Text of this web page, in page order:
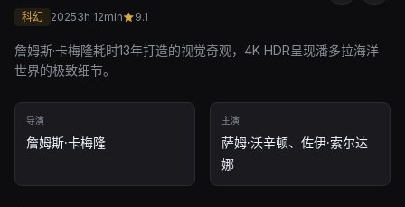
科幻 20253h 12min 9.1
詹姆斯·卡梅隆耗时13年打造的视觉奇观，4K HDR呈现潘多拉海洋
世界的极致细节。
导演
詹姆斯·卡梅隆
主演
萨姆·沃辛顿、佐伊·索尔达
娜